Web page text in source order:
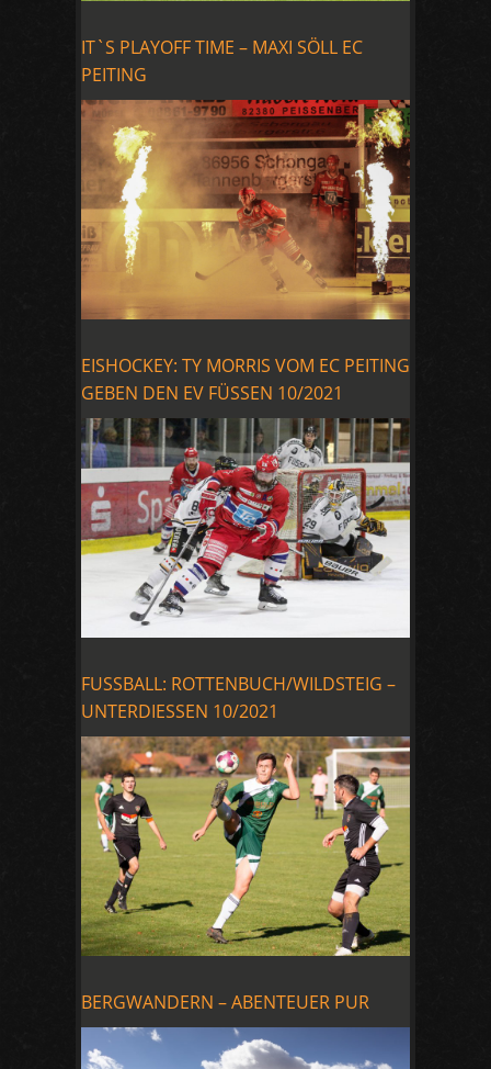
IT`S PLAYOFF TIME – MAXI SÖLL EC
PEITING
EISHOCKEY: TY MORRIS VOM EC PEITING
GEBEN DEN EV FÜSSEN 10/2021
FUSSBALL: ROTTENBUCH/WILDSTEIG –
UNTERDIESSEN 10/2021
BERGWANDERN – ABENTEUER PUR